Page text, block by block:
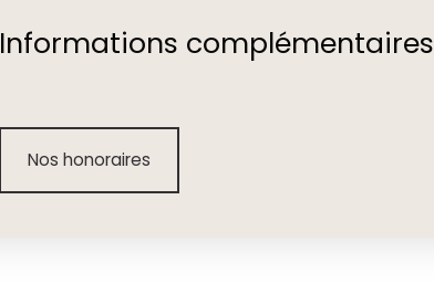
Informations complémentaires
Nos honoraires